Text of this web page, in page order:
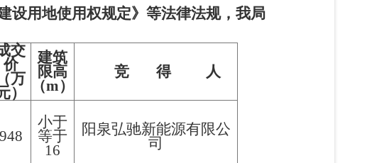
设用地使用权规定》等法律法规，我局
交
价
（万
）
建筑
限高
（m）
竞 得 人
948
小于
等于
16
阳泉弘驰新能源有限公
司